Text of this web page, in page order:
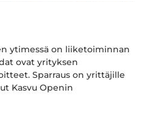
ytimessä on liiketoiminnan
ovat yrityksen
Sparraus on yrittäjille
Kasvu Openin